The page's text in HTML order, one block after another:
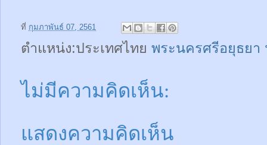
ที่ กุมภาพันธ์ 07, 2561
ตำแหน่ง:ประเทศไทย พระนครศรีอยุธยา
ไม่มีความคิดเห็น:
แสดงความคิดเห็น